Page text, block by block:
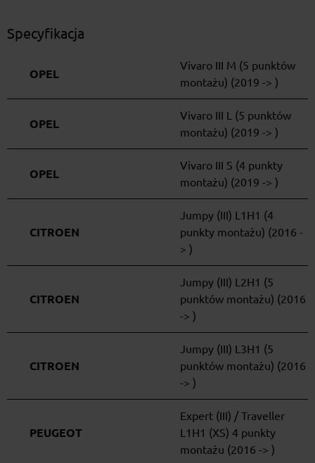
Specyfikacja
OPEL
Vivaro III M (5 punktów
montażu) (2019 -> )
OPEL
Vivaro III L (5 punktów
montażu) (2019 -> )
OPEL
Vivaro III S (4 punkty
montażu) (2019 -> )
CITROEN
Jumpy (III) L1H1 (4
punkty montażu) (2016 -
> )
CITROEN
Jumpy (III) L2H1 (5
punktów montażu) (2016
-> )
CITROEN
Jumpy (III) L3H1 (5
punktów montażu) (2016
-> )
PEUGEOT
Expert (III) / Traveller
L1H1 (XS) 4 punkty
montażu (2016 -> )